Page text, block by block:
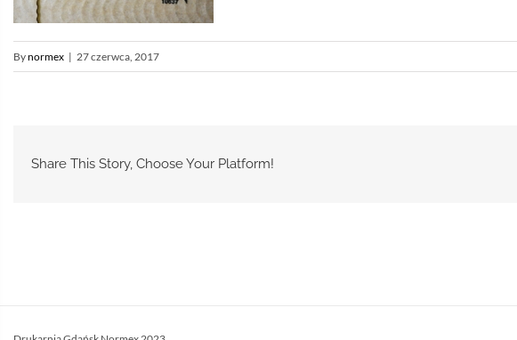
Bynormex | 27 czerwca, 2017
Share This Story, Choose Your Platform!